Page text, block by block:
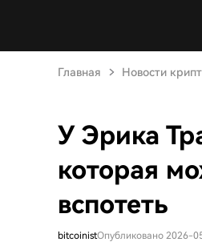
Главная Новости
У Эрика
которая
вспотеть
bitcoinistОпубликовано 2026-